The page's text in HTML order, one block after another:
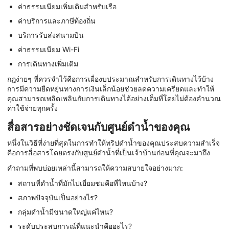
ค่าธรรมเนียมเพิ่มเติมสำหรับเรือ
ค่าบริการและภาษีท้องถิ่น
บริการรับส่งสนามบิน
ค่าธรรมเนียม Wi-Fi
การเดินทางเพิ่มเติม
กฎง่ายๆ ที่ควรจำไว้คือการเผื่องบประมาณสำหรับการเดินทางไว้บ้าง
การมีความยืดหยุ่นทางการเงินเล็กน้อยช่วยลดความเครียดและทำให้
คุณสามารถเพลิดเพลินกับการเดินทางได้อย่างเต็มที่โดยไม่ต้องคำนวณ
ค่าใช้จ่ายทุกครั้ง
สื่อสารอย่างชัดเจนกับศูนย์ดำน้ำของคุณ
หนึ่งในวิธีที่ง่ายที่สุดในการทำให้ทริปดำน้ำของคุณประสบความสำเร็จ
คือการสื่อสารโดยตรงกับศูนย์ดำน้ำที่เป็นเจ้าบ้านก่อนที่คุณจะมาถึง
คำถามที่พบบ่อยเหล่านี้สามารถให้ความสบายใจอย่างมาก:
สถานที่ดำน้ำที่มักไปเยี่ยมชมคือที่ไหนบ้าง?
สภาพปัจจุบันเป็นอย่างไร?
กลุ่มดำน้ำมีขนาดใหญ่แค่ไหน?
ระดับประสบการณ์ที่แนะนำคืออะไร?